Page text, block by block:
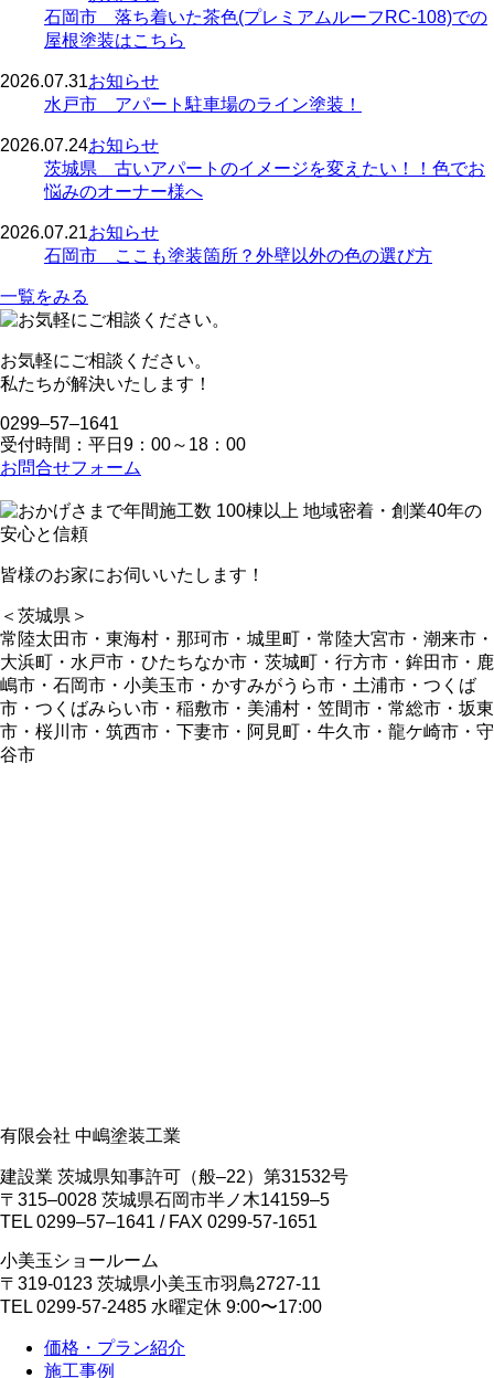
石岡市 落ち着いた茶色(プレミアムルーフRC-108)での
屋根塗装はこちら
2026.07.31お知らせ
水戸市 アパート駐車場のライン塗装！
2026.07.24お知らせ
茨城県 古いアパートのイメージを変えたい！！色でお
悩みのオーナー様へ
2026.07.21お知らせ
石岡市 ここも塗装箇所？外壁以外の色の選び方
一覧をみる
お気軽にご相談ください。
私たちが解決いたします！
0299‒57‒1641
受付時間：平日9：00～18：00
お問合せフォーム
皆様のお家にお伺いいたします！
＜茨城県＞
常陸太田市・東海村・那珂市・城里町・常陸大宮市・潮来市・
大浜町・水戸市・ひたちなか市・茨城町・行方市・鉾田市・鹿
嶋市・石岡市・小美玉市・かすみがうら市・土浦市・つくば
市・つくばみらい市・稲敷市・美浦村・笠間市・常総市・坂東
市・桜川市・筑西市・下妻市・阿見町・牛久市・龍ケ崎市・守
谷市
有限会社 中嶋塗装工業
建設業 茨城県知事許可（般‒22）第31532号
〒315‒0028 茨城県石岡市半ノ木14159‒5
TEL 0299‒57‒1641 / FAX 0299-57-1651
小美玉ショールーム
〒319-0123 茨城県小美玉市羽鳥2727-11
TEL 0299-57-2485 水曜定休 9:00〜17:00
価格・プラン紹介
施工事例